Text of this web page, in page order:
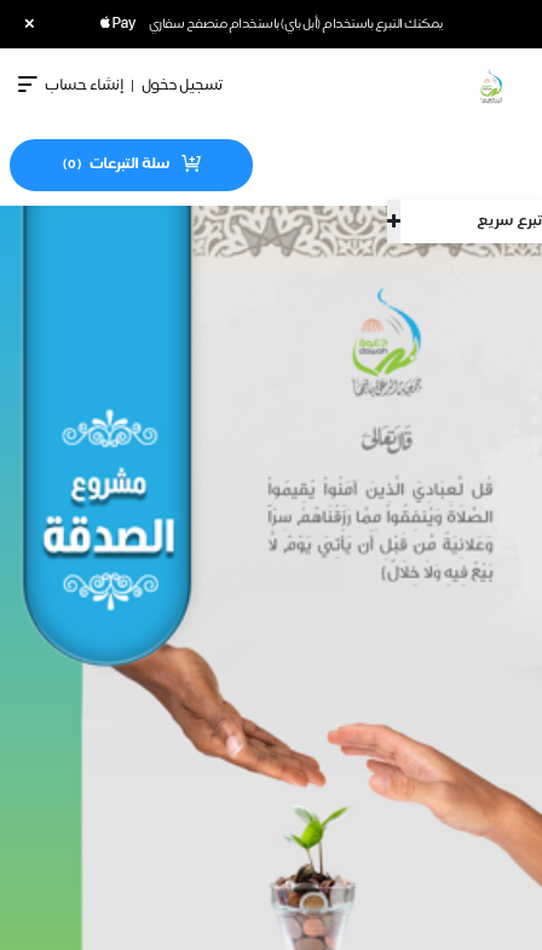
يمكنك التبرع باستخدام (أبل باي) باستخدام متصفح سفاري ×
تبرع سريع
تسجيل دخول | إنشاء حساب
سلة التبرعات (
0
)